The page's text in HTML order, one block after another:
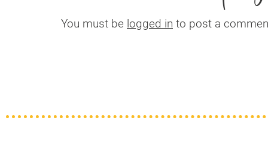
You must be logged in to post a